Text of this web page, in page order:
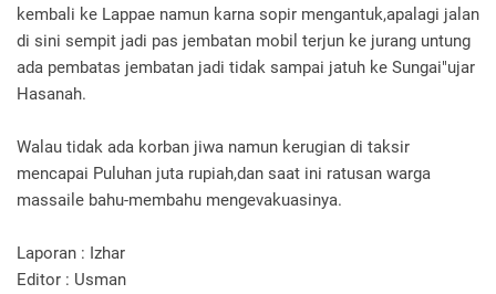
kembali ke Lappae namun karna sopir mengantuk,apalagi jalan
di sini sempit jadi pas jembatan mobil terjun ke jurang untung
ada pembatas jembatan jadi tidak sampai jatuh ke Sungai"ujar
Hasanah.
Walau tidak ada korban jiwa namun kerugian di taksir
mencapai Puluhan juta rupiah,dan saat ini ratusan warga
massaile bahu-membahu mengevakuasinya.‎
Laporan : Izhar
Editor : Usman